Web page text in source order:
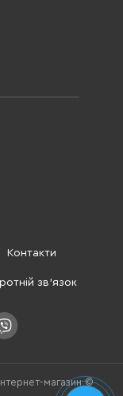
Контакти
зв'язок
магазин ©